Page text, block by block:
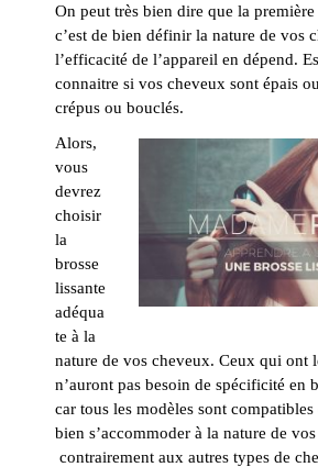
On peut très bien dire que la première
c’est de bien définir la nature de vos
l’efficacité de l’appareil en dépend.
connaitre si vos cheveux sont épais
crépus ou bouclés.
Alors,
vous
devrez
choisir
la
brosse
lissante
adéqua
te à la
nature de vos cheveux. Ceux qui ont
n’auront pas besoin de spécificité en
car tous les modèles sont
bien s’accommoder à la nature de
contrairement aux autres types de